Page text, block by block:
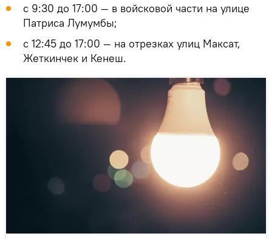
с 9:30 до 17:00 — в войсковой части на улице
Патриса Лумумбы;
с 12:45 до 17:00 — на отрезках улиц Максат,
Жеткинчек и Кенеш.